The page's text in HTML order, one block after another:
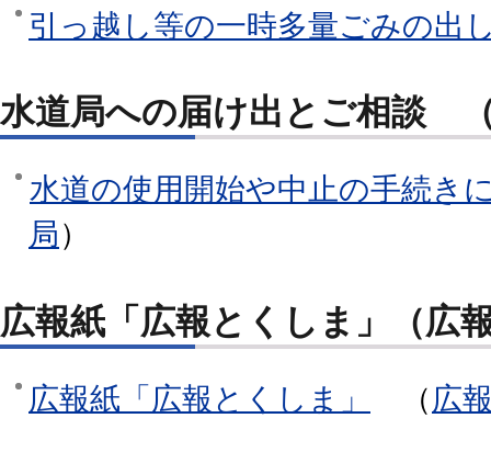
引っ越し等の一時多量ごみの出
水道局への届け出とご相談
水道の使用開始や中止の手続き
局）
広報紙「広報とくしま」（広
広報紙「広報とくしま」 （ 広